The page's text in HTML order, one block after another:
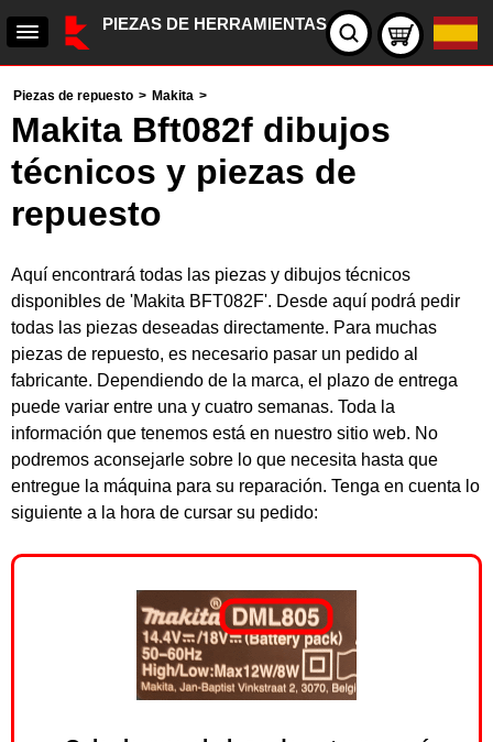
PIEZAS DE HERRAMIENTAS
Piezas de repuesto > Makita >
Makita Bft082f dibujos
técnicos y piezas de
repuesto
Aquí encontrará todas las piezas y dibujos técnicos
disponibles de 'Makita BFT082F'. Desde aquí podrá pedir
todas las piezas deseadas directamente. Para muchas
piezas de repuesto, es necesario pasar un pedido al
fabricante. Dependiendo de la marca, el plazo de entrega
puede variar entre una y cuatro semanas. Toda la
información que tenemos está en nuestro sitio web. No
podremos aconsejarle sobre lo que necesita hasta que
entregue la máquina para su reparación. Tenga en cuenta lo
siguiente a la hora de cursar su pedido: